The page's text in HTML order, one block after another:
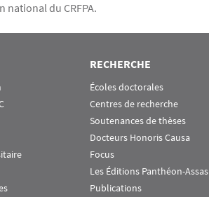
national du CRFPA.
RECHERCHE
Écoles doctorales
Centres de recherche
Soutenances de thèses
Docteurs Honoris Causa
Focus
Les Éditions Panthéon-Assas
Publications